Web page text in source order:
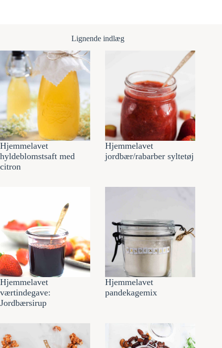
Lignende indlæg
Hjemmelavet
hyldeblomstsaft med
citron
Hjemmelavet
jordbær/rabarber syltetøj
Hjemmelavet
værtindegave:
Jordbærsirup
Hjemmelavet
pandekagemix